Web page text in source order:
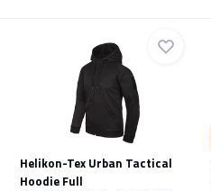
Helikon-Tex Urban Tactical
Hoodie Full